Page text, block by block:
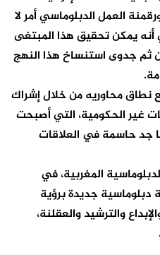
العمل الدبلوماسي أمر لا
يمكن تحقيق هذا المبتغى
ثم جدوى استنساخ هذا النهج
محاوريه من خلال إشراك
غير الحكومية، التي أصبحت
جد حاسمة في العلاقات
المغربية، في
دبلوماسية جديدة برؤية
والترشيد والعقلنة،